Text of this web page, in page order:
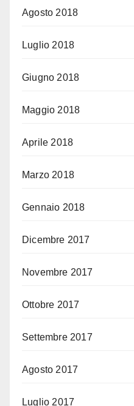
Agosto 2018
Luglio 2018
Giugno 2018
Maggio 2018
Aprile 2018
Marzo 2018
Gennaio 2018
Dicembre 2017
Novembre 2017
Ottobre 2017
Settembre 2017
Agosto 2017
Luglio 2017